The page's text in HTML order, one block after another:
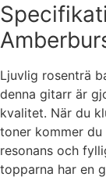
Ljuvlig rosenträ
denna gitarr är
kvalitet. När du
toner kommer
resonans och
topparna har en